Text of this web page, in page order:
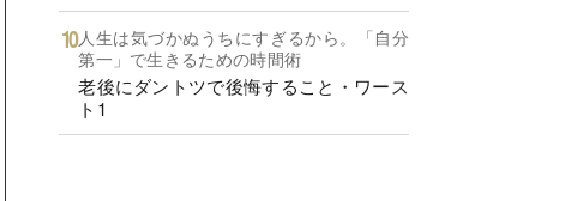
人生は気づかぬうちにすぎるから。「自分
第一」で生きるための時間術
老後にダントツで後悔すること・ワース
ト1